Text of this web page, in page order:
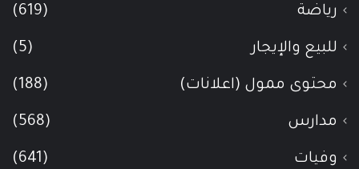
رياضة (619)
للبيع والإيجار (5)
محتوى ممول (اعلانات) (188)
مدارس (568)
وفيات (641)